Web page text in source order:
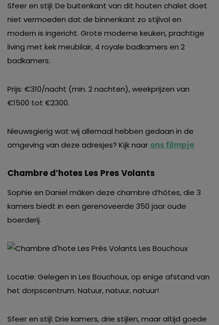
Sfeer en stijl: De buitenkant van dit houten chalet doet
niet vermoeden dat de binnenkant zo stijlvol en
modern is ingericht. Grote moderne keuken, prachtige
living met kek meubilair, 4 royale badkamers en 2
badkamers.
Prijs: €310/nacht (min. 2 nachten), weekprijzen van
€1500 tot €2300.
Nieuwsgierig wat wij allemaal hebben gedaan in de
omgeving van deze adresjes? Kijk naar ons filmpje
Chambre d’hotes Les Pres Volants
Sophie en Daniel máken deze chambre d’hôtes, die 3
kamers biedt in een gerenoveerde 350 jaar oude
boerderij.
Locatie: Gelegen in Les Bouchoux, op enige afstand van
het dorpscentrum. Natuur, natuur, natuur!
Sfeer en stijl: Drie kamers, drie stijlen, maar altijd goede